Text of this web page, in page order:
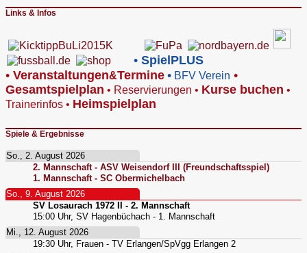
Links & Infos
• SpielPLUS
• Veranstaltungen&Termine • BFV Verein •
Gesamtspielplan • Reservierungen • Kurse buchen •
Trainerinfos • Heimspielplan
Spiele & Ergebnisse
So., 2. August 2026
2. Mannschaft - ASV Weisendorf III (Freundschaftsspiel)
1. Mannschaft - SC Obermichelbach
So., 9. August 2026
SV Losaurach 1972 II - 2. Mannschaft
15:00 Uhr, SV Hagenbüchach - 1. Mannschaft
Mi., 12. August 2026
19:30 Uhr, Frauen - TV Erlangen/SpVgg Erlangen 2